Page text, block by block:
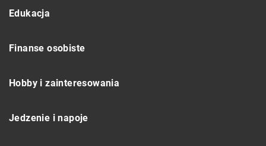
Edukacja
Finanse osobiste
Hobby i zainteresowania
Jedzenie i napoje